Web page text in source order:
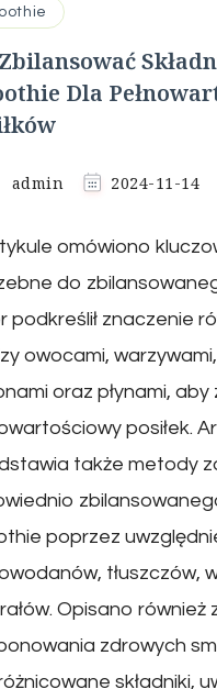
Dla
admin 2024-11-14
omówiono
do
podkreślił znaczenie
owocami,
oraz płynami, aby
posiłek.
także metody
poprzez
tłuszczów,
Opisano również
zdrowych
składniki,